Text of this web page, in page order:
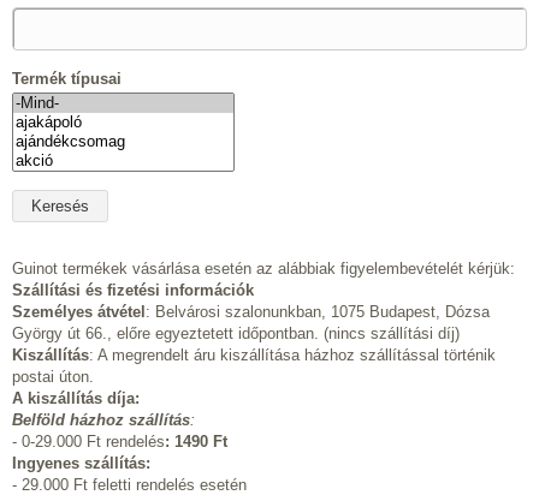
Termék típusai
Guinot termékek vásárlása esetén az alábbiak figyelembevételét kérjük:
Szállítási és fizetési információk
Személyes átvétel : Belvárosi szalonunkban, 1075 Budapest, Dózsa
György út 66., előre egyeztetett időpontban. (nincs szállítási díj)
Kiszállítás: A megrendelt áru kiszállítása házhoz szállítással történik
postai úton.
A kiszállítás díja:
Belföld házhoz szállítás:
- 0-29.000 Ft rendelés: 1490 Ft
Ingyenes szállítás:
- 29.000 Ft feletti rendelés esetén